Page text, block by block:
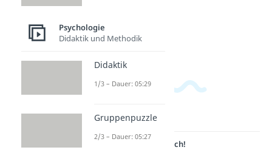
Lernen lohnt sich!
Psychologie
Didaktik und Methodik
Didaktik
1/3 – Dauer: 05:29
Gruppenpuzzle
2/3 – Dauer: 05:27